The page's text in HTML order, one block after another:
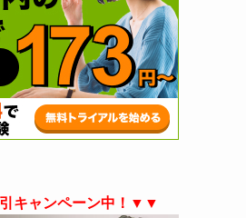
キャンペーン中！▼▼